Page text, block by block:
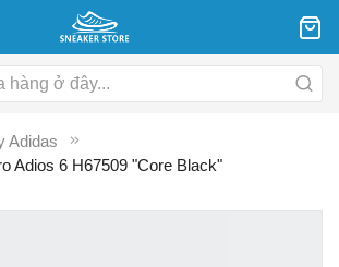
Adidas
Adios 6 H67509 "Core Black"